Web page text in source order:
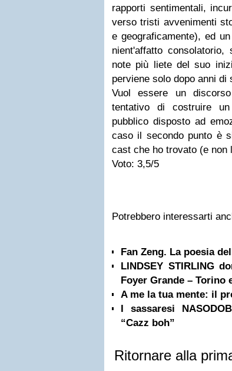
rapporti sentimentali,
verso tristi avvenimenti
e geograficamente), ed
nient'affatto
note più liete del suo
perviene solo dopo anni di
Vuol essere un
tentativo di costruire
pubblico disposto ad
caso il secondo punto è
cast che ho trovato (e non
Voto: 3,5/5
Potrebbero interessarti
Fan Zeng. La poesia
LINDSEY STIRLING
Foyer Grande – Torino
A me la tua mente: il
I sassaresi
“Cazz boh”
Ritornare alla